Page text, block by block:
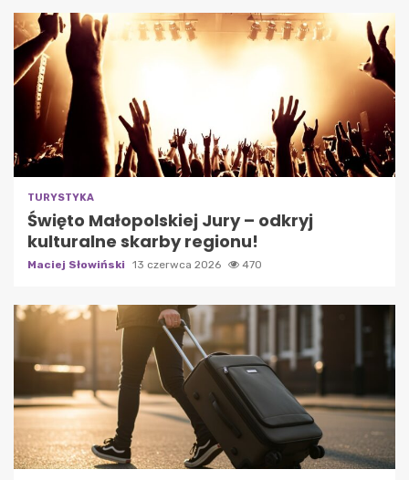
TURYSTYKA
Święto Małopolskiej Jury – odkryj
kulturalne skarby regionu!
Maciej Słowiński 13 czerwca 2026 470